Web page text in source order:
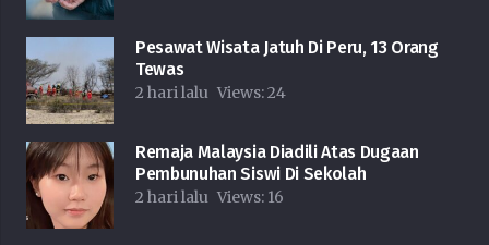
Pesawat Wisata Jatuh Di Peru, 13 Orang
Tewas
2 hari lalu Views:24
Remaja Malaysia Diadili Atas Dugaan
Pembunuhan Siswi Di Sekolah
2 hari lalu Views: 16